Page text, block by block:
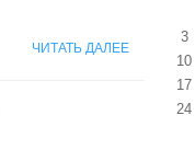
ЧИТАТЬ ДАЛЕЕ
3
10
17
24